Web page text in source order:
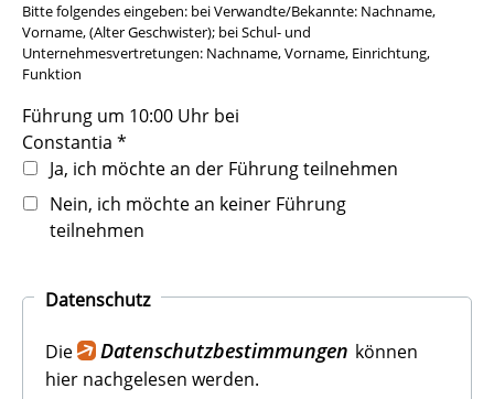
Bitte folgendes eingeben: bei Verwandte/Bekannte: Nachname,
Vorname, (Alter Geschwister); bei Schul- und
Unternehmesvertretungen: Nachname, Vorname, Einrichtung,
Funktion
Führung um 10:00 Uhr bei
Constantia *
Ja, ich möchte an der Führung teilnehmen
Nein, ich möchte an keiner Führung
teilnehmen
Datenschutz
Die Datenschutzbestimmungen können
hier nachgelesen werden.